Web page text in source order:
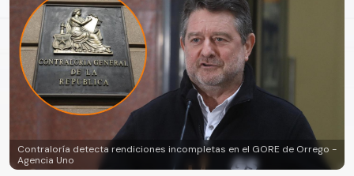
Contraloría detecta rendiciones incompletas en el GORE de Orrego -
Agencia Uno